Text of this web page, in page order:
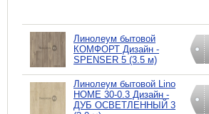
Линолеум бытовой
КОМФОРТ Дизайн -
SPENSER 5 (3.5 м)
Линолеум бытовой Lino
HOME 30-0.3 Дизайн -
ДУБ ОСВЕТЛЕННЫЙ 3